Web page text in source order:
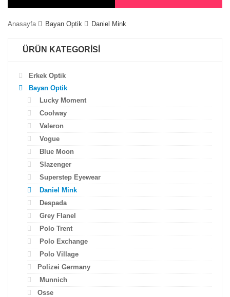
Anasayfa Bayan Optik Daniel Mink
ÜRÜN KATEGORİSİ
Erkek Optik
Bayan Optik
Lucky Moment
Coolway
Valeron
Vogue
Blue Moon
Slazenger
Superstep Eyewear
Daniel Mink
Despada
Grey Flanel
Polo Trent
Polo Exchange
Polo Village
Polizei Germany
Munnich
Osse